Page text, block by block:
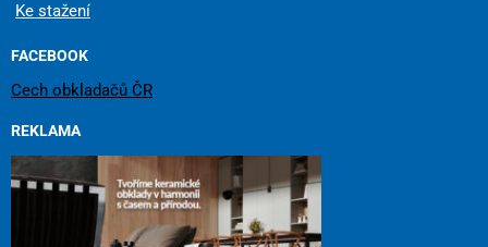
Ke stažení
FACEBOOK
Cech obkladačů ČR
REKLAMA